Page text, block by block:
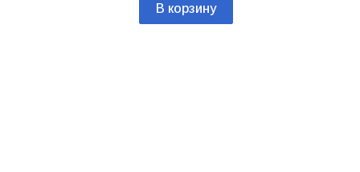
В корзину